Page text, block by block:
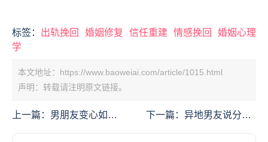
标签： 出轨挽回 婚姻修复 信任重建 情感挽回
婚姻心理
学
本文地址：https://www.baoweiai.com/article/1015.html
声明：转载请注明原文链接。
上一篇： 男朋友变心如何
下一篇：异地男友说分